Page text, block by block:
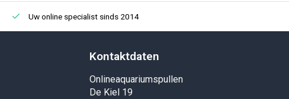
Uw online specialist sinds 2014
Kontaktdaten
Onlineaquariumspullen
De Kiel 19